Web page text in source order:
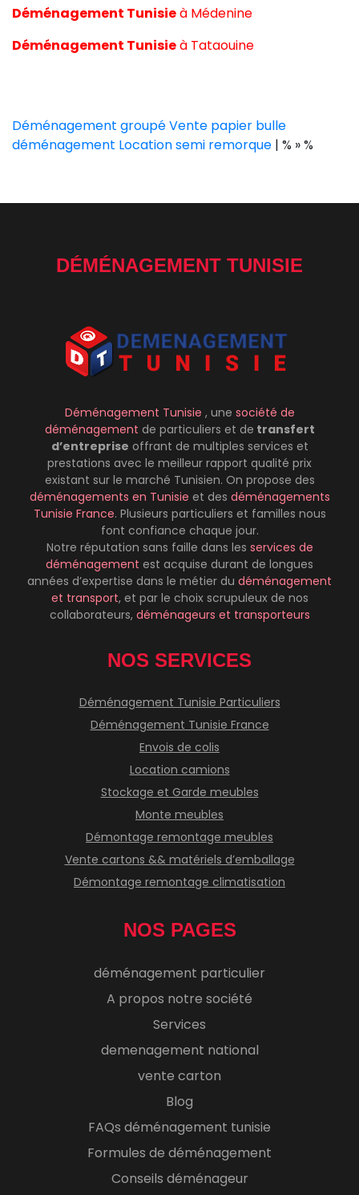
Déménagement Tunisieà Médenine
Déménagement Tunisieà Tataouine
Déménagement groupéVente papier bulle
déménagement Location semi remorque | % » %
DÉMÉNAGEMENT TUNISIE
Déménagement Tunisie , une société de
déménagement de particuliers et de transfert
d’entreprise offrant de multiples services et
prestations avec le meilleur rapport qualité prix
existant sur le marché Tunisien. On propose des
déménagements en Tunisie et des déménagements
Tunisie France. Plusieurs particuliers et familles nous
font confiance chaque jour.
Notre réputation sans faille dans les services de
déménagement est acquise durant de longues
années d’expertise dans le métier du déménagement
et transport, et par le choix scrupuleux de nos
collaborateurs, déménageurs et transporteurs
NOS SERVICES
Déménagement Tunisie Particuliers
Déménagement Tunisie France
Envois de colis
Location camions
Stockage et Garde meubles
Monte meubles
Démontage remontage meubles
Vente cartons && matériels d’emballage
Démontage remontage climatisation
NOS PAGES
déménagement particulier
A propos notre société
Services
demenagement national
vente carton
Blog
FAQs déménagement tunisie
Formules de déménagement
Conseils déménageur